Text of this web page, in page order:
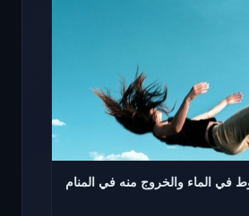
في الماء والخروج منه في المنام